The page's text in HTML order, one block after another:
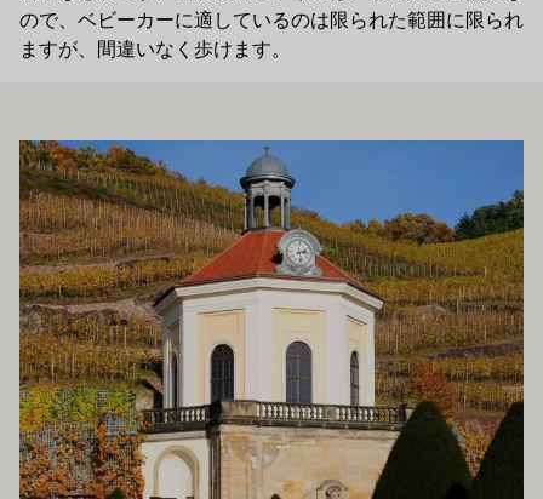
ので、ベビーカーに適しているのは限られた範囲に限られ
ますが、間違いなく歩けます。
お勧めです
もっと詳しく